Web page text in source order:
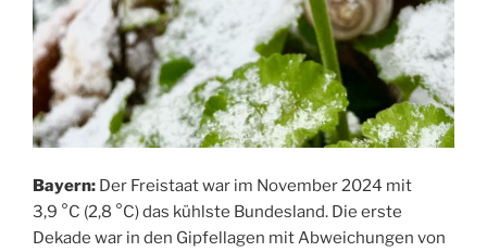
Bayern: Der Freistaat war im November 2024 mit
3,9 °C (2,8 °C) das kühlste Bundesland. Die erste
Dekade war in den Gipfellagen mit Abweichungen von